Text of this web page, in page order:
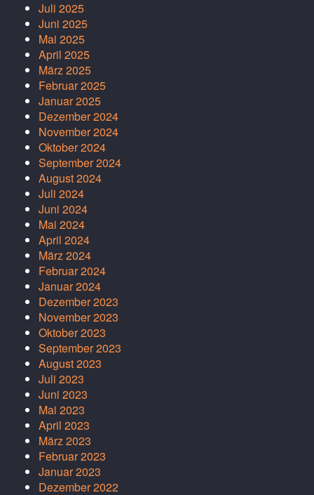
Juli 2025
Juni 2025
Mai 2025
April 2025
März 2025
Februar 2025
Januar 2025
Dezember 2024
November 2024
Oktober 2024
September 2024
August 2024
Juli 2024
Juni 2024
Mai 2024
April 2024
März 2024
Februar 2024
Januar 2024
Dezember 2023
November 2023
Oktober 2023
September 2023
August 2023
Juli 2023
Juni 2023
Mai 2023
April 2023
März 2023
Februar 2023
Januar 2023
Dezember 2022